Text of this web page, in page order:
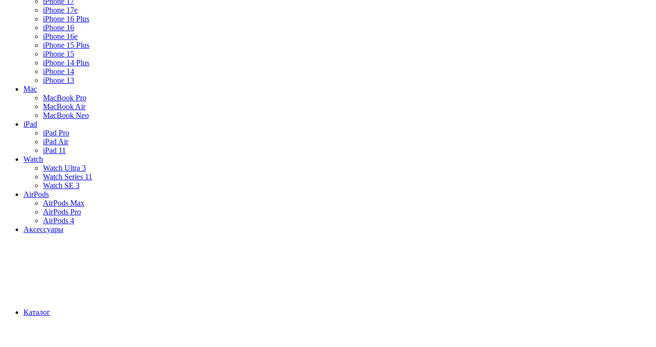
iPhone 17e
iPhone 16 Plus
iPhone 16
iPhone 16e
iPhone 15 Plus
iPhone 15
iPhone 14 Plus
iPhone 14
iPhone 13
Mac
MacBook Pro
MacBook Air
MacBook Neo
iPad
iPad Pro
iPad Air
iPad 11
Watch
Watch Ultra 3
Watch Series 11
Watch SE 3
AirPods
AirPods Max
AirPods Pro
AirPods 4
Аксессуары
Каталог